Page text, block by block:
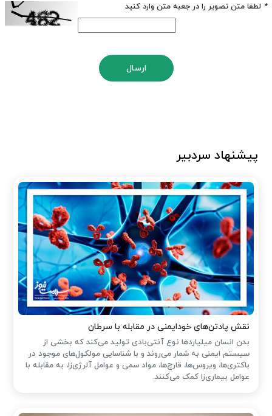
* لطفا متن تصویر را در جعبه متن وارد کنید
ارسال
پیشنهاد سردبیر
نقش پادتن‌های خودایمنی در مقابله با سرطان
بدن انسان میلیاردها نوع آنتی‌بادی تولید می‌کند که بخشی از
سیستم ایمنی به شمار می‌روند و با شناسایی مولکول‌های موجود در
باکتری‌ها، ویروس‌ها، قارچ‌ها، مواد سمی و عوامل آلرژی‌زا، به مقابله با
عوامل بیماری‌زا کمک می‌کنند.